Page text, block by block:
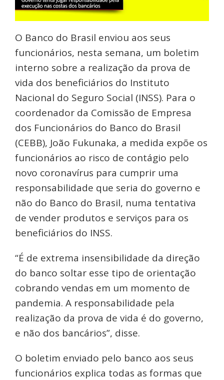
O Banco do Brasil enviou aos seus
funcionários, nesta semana, um boletim
interno sobre a realização da prova de
vida dos beneficiários do Instituto
Nacional do Seguro Social (INSS). Para o
coordenador da Comissão de Empresa
dos Funcionários do Banco do Brasil
(CEBB), João Fukunaka, a medida expõe os
funcionários ao risco de contágio pelo
novo coronavírus para cumprir uma
responsabilidade que seria do governo e
não do Banco do Brasil, numa tentativa
de vender produtos e serviços para os
beneficiários do INSS.
“É de extrema insensibilidade da direção
do banco soltar esse tipo de orientação
cobrando vendas em um momento de
pandemia. A responsabilidade pela
realização da prova de vida é do governo,
e não dos bancários”, disse.
O boletim enviado pelo banco aos seus
funcionários explica todas as formas que